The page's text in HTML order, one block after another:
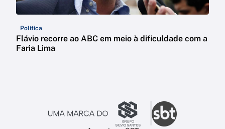
Política
Flávio recorre ao ABC em meio à dificuldade com a
Faria Lima